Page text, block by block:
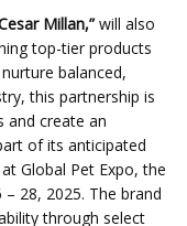
Millan,”will also
top-tier products
balanced,
this partnership is
and create an
of its anticipated
Global Pet Expo, the
28, 2025. The brand
through select